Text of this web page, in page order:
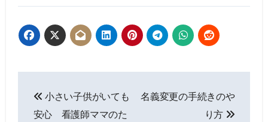
稿
小さい子供がいても
安心 看護師ママのた
名義変更の手続きのや
り方